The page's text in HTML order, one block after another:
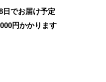
日でお届け予定
円かかります